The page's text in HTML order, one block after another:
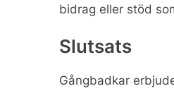
bidrag eller stöd
Slutsats
Gångbadkar